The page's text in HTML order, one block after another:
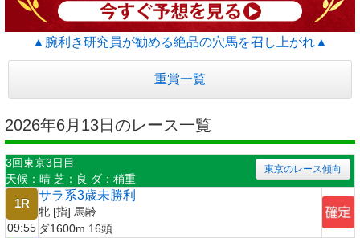
▲腕利き研究員が勧める絶品の穴馬を召し上がれ▲
重賞一覧
2026年6月13日のレース一覧
3回東京3日目
天候：晴 芝：良 ダ：稍重
東京のレース傾向
1R
09:55
サラ系3歳未勝利
牝 [指] 馬齢
ダ1600m 16頭